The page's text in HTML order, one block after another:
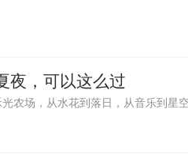
夜，可以这么过
光农场，从水花到落日，从音乐到